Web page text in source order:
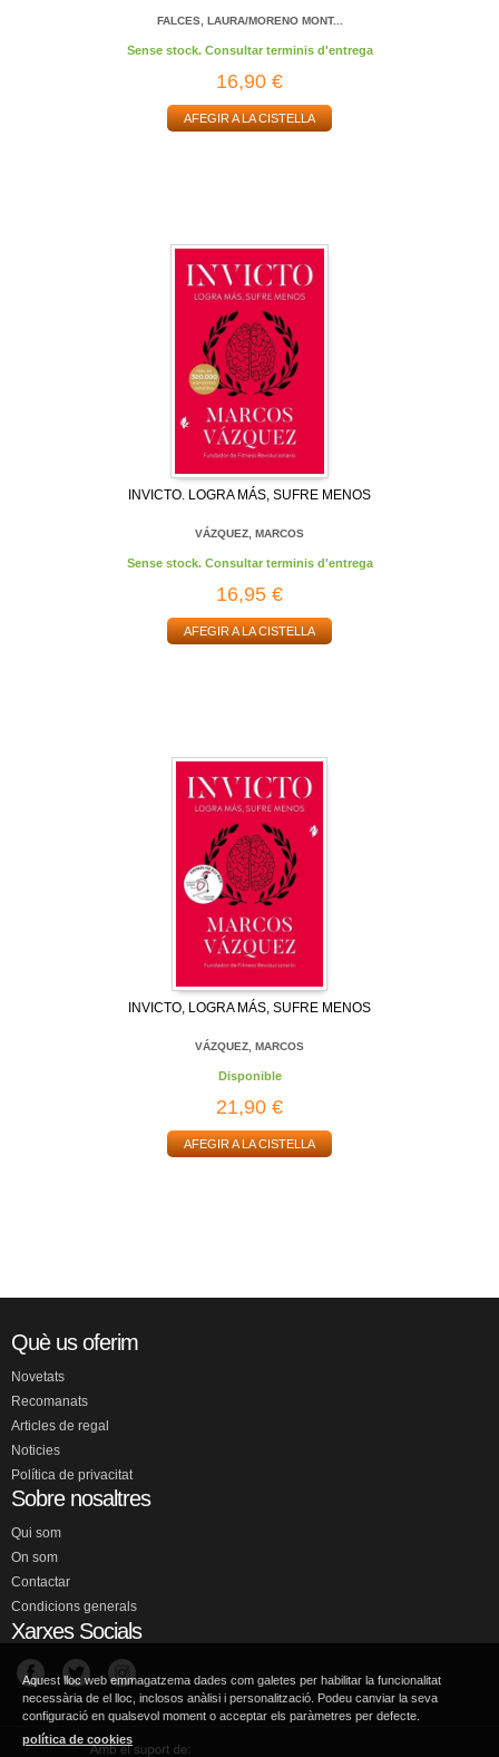
FALCES, LAURA/MORENO MONT...
Sense stock. Consultar terminis d'entrega
16,90 €
AFEGIR A LA CISTELLA
INVICTO. LOGRA MÁS, SUFRE MENOS
VÁZQUEZ, MARCOS
Sense stock. Consultar terminis d'entrega
16,95 €
AFEGIR A LA CISTELLA
INVICTO, LOGRA MÁS, SUFRE MENOS
VÁZQUEZ, MARCOS
Disponible
21,90 €
AFEGIR A LA CISTELLA
Què us oferim
Novetats
Recomanats
Articles de regal
Noticies
Política de privacitat
Sobre nosaltres
Qui som
On som
Contactar
Condicions generals
Xarxes Socials
Aquest lloc web emmagatzema dades com galetes per habilitar la funcionalitat
necessària de el lloc, inclosos anàlisi i personalització. Podeu canviar la seva
configuració en qualsevol moment o acceptar els paràmetres per defecte.
política de cookies